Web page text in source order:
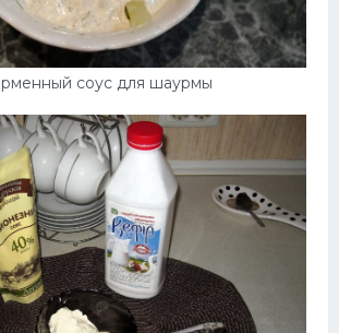
соус для шаурмы